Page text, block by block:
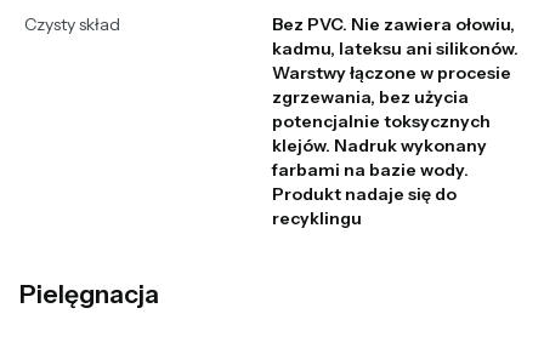
Czysty skład
Bez PVC. Nie zawiera ołowiu,
kadmu, lateksu ani silikonów.
Warstwy łączone w procesie
zgrzewania, bez użycia
potencjalnie toksycznych
klejów. Nadruk wykonany
farbami na bazie wody.
Produkt nadaje się do
recyklingu
Pielęgnacja